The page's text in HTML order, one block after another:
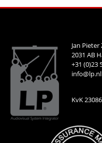
Jan
2031 AB
+31 (0)23
info@lp.nl
KvK